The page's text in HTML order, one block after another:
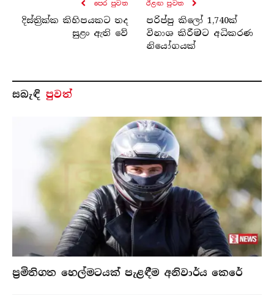
පෙර පුව​ත
දිස්ත්‍රික්ක කිහිපයකට තද
සුළං ඇති වේ
ඊළඟ පුව​ත
පරිප්පු කිලෝ 1,740ක්
විනාශ කිරීමට අධිකරණ
නියෝගයක්
සබැ​ඳි පුවත්
ප්‍රමිතිගත හෙල්මටයක් පැළඳීම අනිවාර්ය කෙරේ